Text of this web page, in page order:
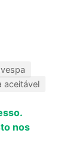
aceitável
nos